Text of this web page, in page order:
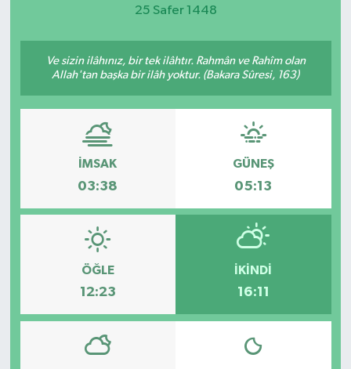
25 Safer 1448
Ve sizin ilâhınız, bir tek ilâhtır. Rahmân ve Rahîm olan
Allah'tan başka bir ilâh yoktur. (Bakara Sûresi, 163)
İMSAK
03:38
GÜNEŞ
05:13
ÖĞLE
12:23
İKINDI
16:11
Etkinlikler